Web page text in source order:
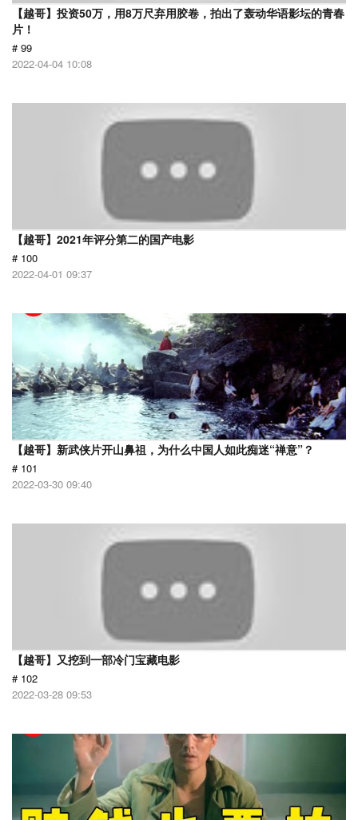
【越哥】投资50万，用8万尺弃用胶卷，拍出了轰动华语影坛的青春
片！
# 99
2022-04-04 10:08
【越哥】2021年评分第二的国产电影
# 100
2022-04-01 09:37
【越哥】新武侠片开山鼻祖，为什么中国人如此痴迷“禅意”？
# 101
2022-03-30 09:40
【越哥】又挖到一部冷门宝藏电影
# 102
2022-03-28 09:53